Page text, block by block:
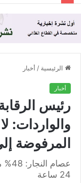
الرئيسية / أخبار
أخبار
رئيس
والواردات:
المرفوضة
24 ساعة